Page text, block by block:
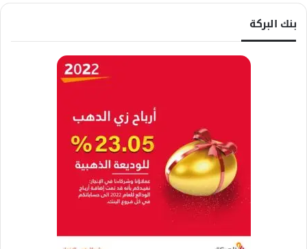
بنك البركة